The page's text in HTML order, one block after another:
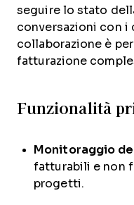
seguire lo stato
conversazioni con
collaborazione è
fatturazione
Funzionalità
Monitoraggio
fatturabili e non
progetti.